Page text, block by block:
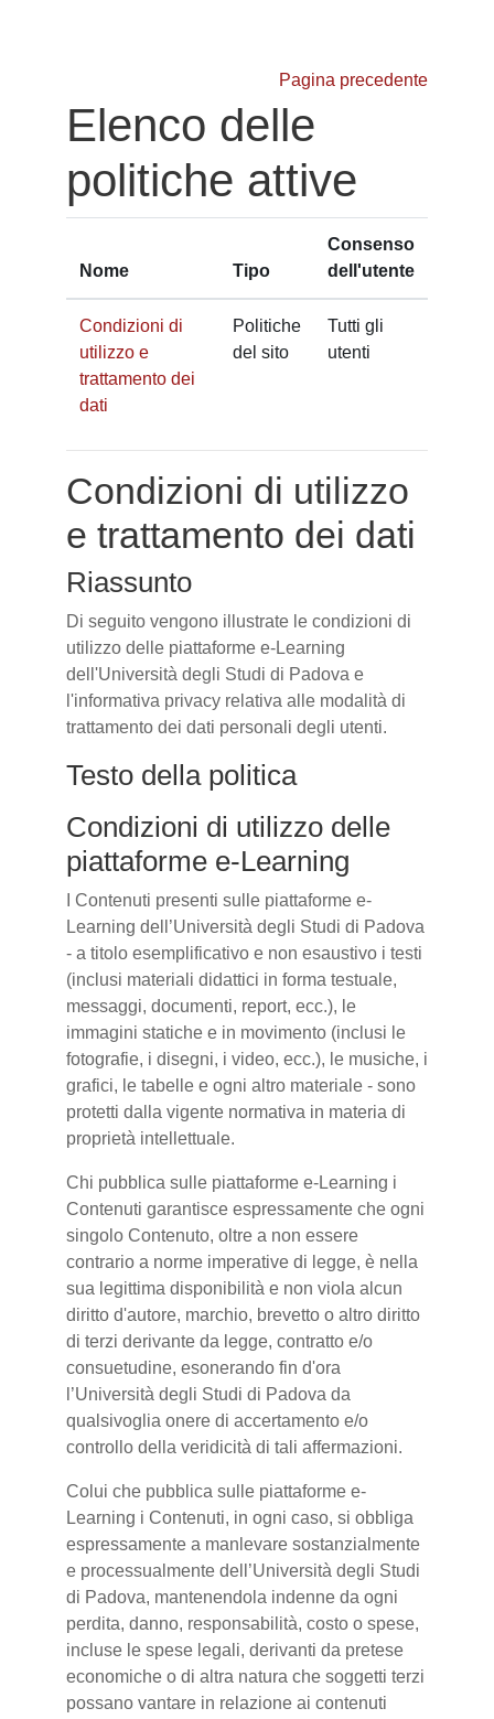
Pagina precedente
Elenco delle
politiche attive
Nome Tipo
Consenso
dell'utente
Condizioni di
utilizzo e
trattamento dei
dati
Politiche
del sito
Tutti gli
utenti
Condizioni di utilizzo
e trattamento dei dati
Riassunto
Di seguito vengono illustrate le condizioni di
utilizzo delle piattaforme e-Learning
dell'Università degli Studi di Padova e
l'informativa privacy relativa alle modalità di
trattamento dei dati personali degli utenti.
Testo della politica
Condizioni di utilizzo delle
piattaforme e-Learning
I Contenuti presenti sulle piattaforme e-
Learning dell’Università degli Studi di Padova
- a titolo esemplificativo e non esaustivo i testi
(inclusi materiali didattici in forma testuale,
messaggi, documenti, report, ecc.), le
immagini statiche e in movimento (inclusi le
fotografie, i disegni, i video, ecc.), le musiche, i
grafici, le tabelle e ogni altro materiale - sono
protetti dalla vigente normativa in materia di
proprietà intellettuale.
Chi pubblica sulle piattaforme e-Learning i
Contenuti garantisce espressamente che ogni
singolo Contenuto, oltre a non essere
contrario a norme imperative di legge, è nella
sua legittima disponibilità e non viola alcun
diritto d'autore, marchio, brevetto o altro diritto
di terzi derivante da legge, contratto e/o
consuetudine, esonerando fin d'ora
l’Università degli Studi di Padova da
qualsivoglia onere di accertamento e/o
controllo della veridicità di tali affermazioni.
Colui che pubblica sulle piattaforme e-
Learning i Contenuti, in ogni caso, si obbliga
espressamente a manlevare sostanzialmente
e processualmente dell’Università degli Studi
di Padova, mantenendola indenne da ogni
perdita, danno, responsabilità, costo o spese,
incluse le spese legali, derivanti da pretese
economiche o di altra natura che soggetti terzi
possano vantare in relazione ai contenuti